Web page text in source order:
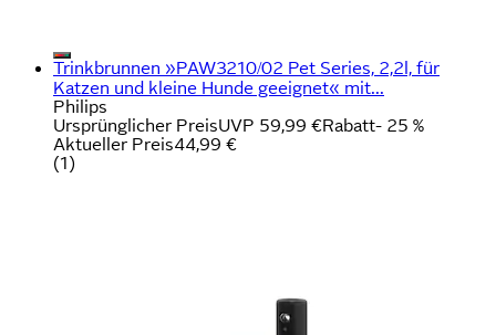
Trinkbrunnen »PAW3210/02 Pet Series, 2,2l, für
Katzen und kleine Hunde geeignet« mit...
Philips
Ursprünglicher PreisUVP 59,99 €Rabatt- 25 %
Aktueller Preis44,99 €
(1)